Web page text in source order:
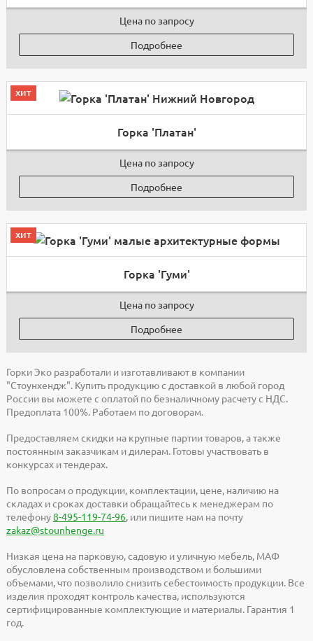
Цена по запросу
Подробнее
хит
Горка 'Платан'
Цена по запросу
Подробнее
хит
Горка 'Гуми'
Цена по запросу
Подробнее
Горки Эко разработали и изготавливают в компании
"Стоунхендж". Купить продукцию с доставкой в любой город
России вы можете с оплатой по безналичному расчету с НДС.
Предоплата 100%. Работаем по договорам.
Предоставляем скидки на крупные партии товаров, а также
постоянным заказчикам и дилерам. Готовы участвовать в
конкурсах и тендерах.
По вопросам о продукции, комплектации, цене, наличию на
складах и сроках доставки обращайтесь к менеджерам по
телефону8-495-119-74-96 , или пишите нам на почту
zakaz@stounhenge.ru
Низкая цена на парковую, садовую и уличную мебель, МАФ
обусловлена собственным производством и большими
объемами, что позволило снизить себестоимость продукции. Все
изделия проходят контроль качества, используются
сертифицированные комплектующие и материалы. Гарантия 1
год.